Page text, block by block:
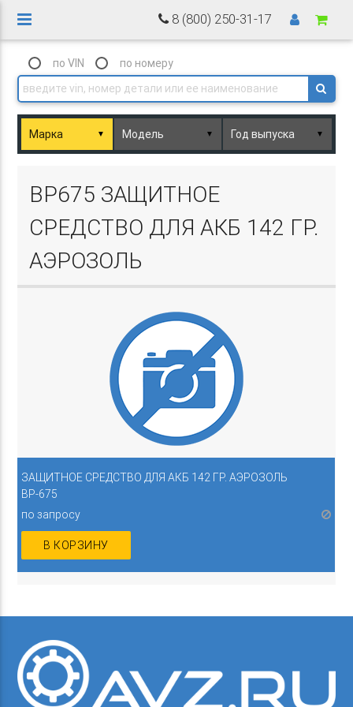
8 (800) 250-31-17
по VIN по номеру
▼ ▼ ▼
BP675 ЗАЩИТНОЕ
СРЕДСТВО ДЛЯ АКБ 142 ГР.
АЭРОЗОЛЬ
ЗАЩИТНОЕ СРЕДСТВО ДЛЯ АКБ 142 ГР. АЭРОЗОЛЬ
BP-675
по запросу
В КОРЗИНУ